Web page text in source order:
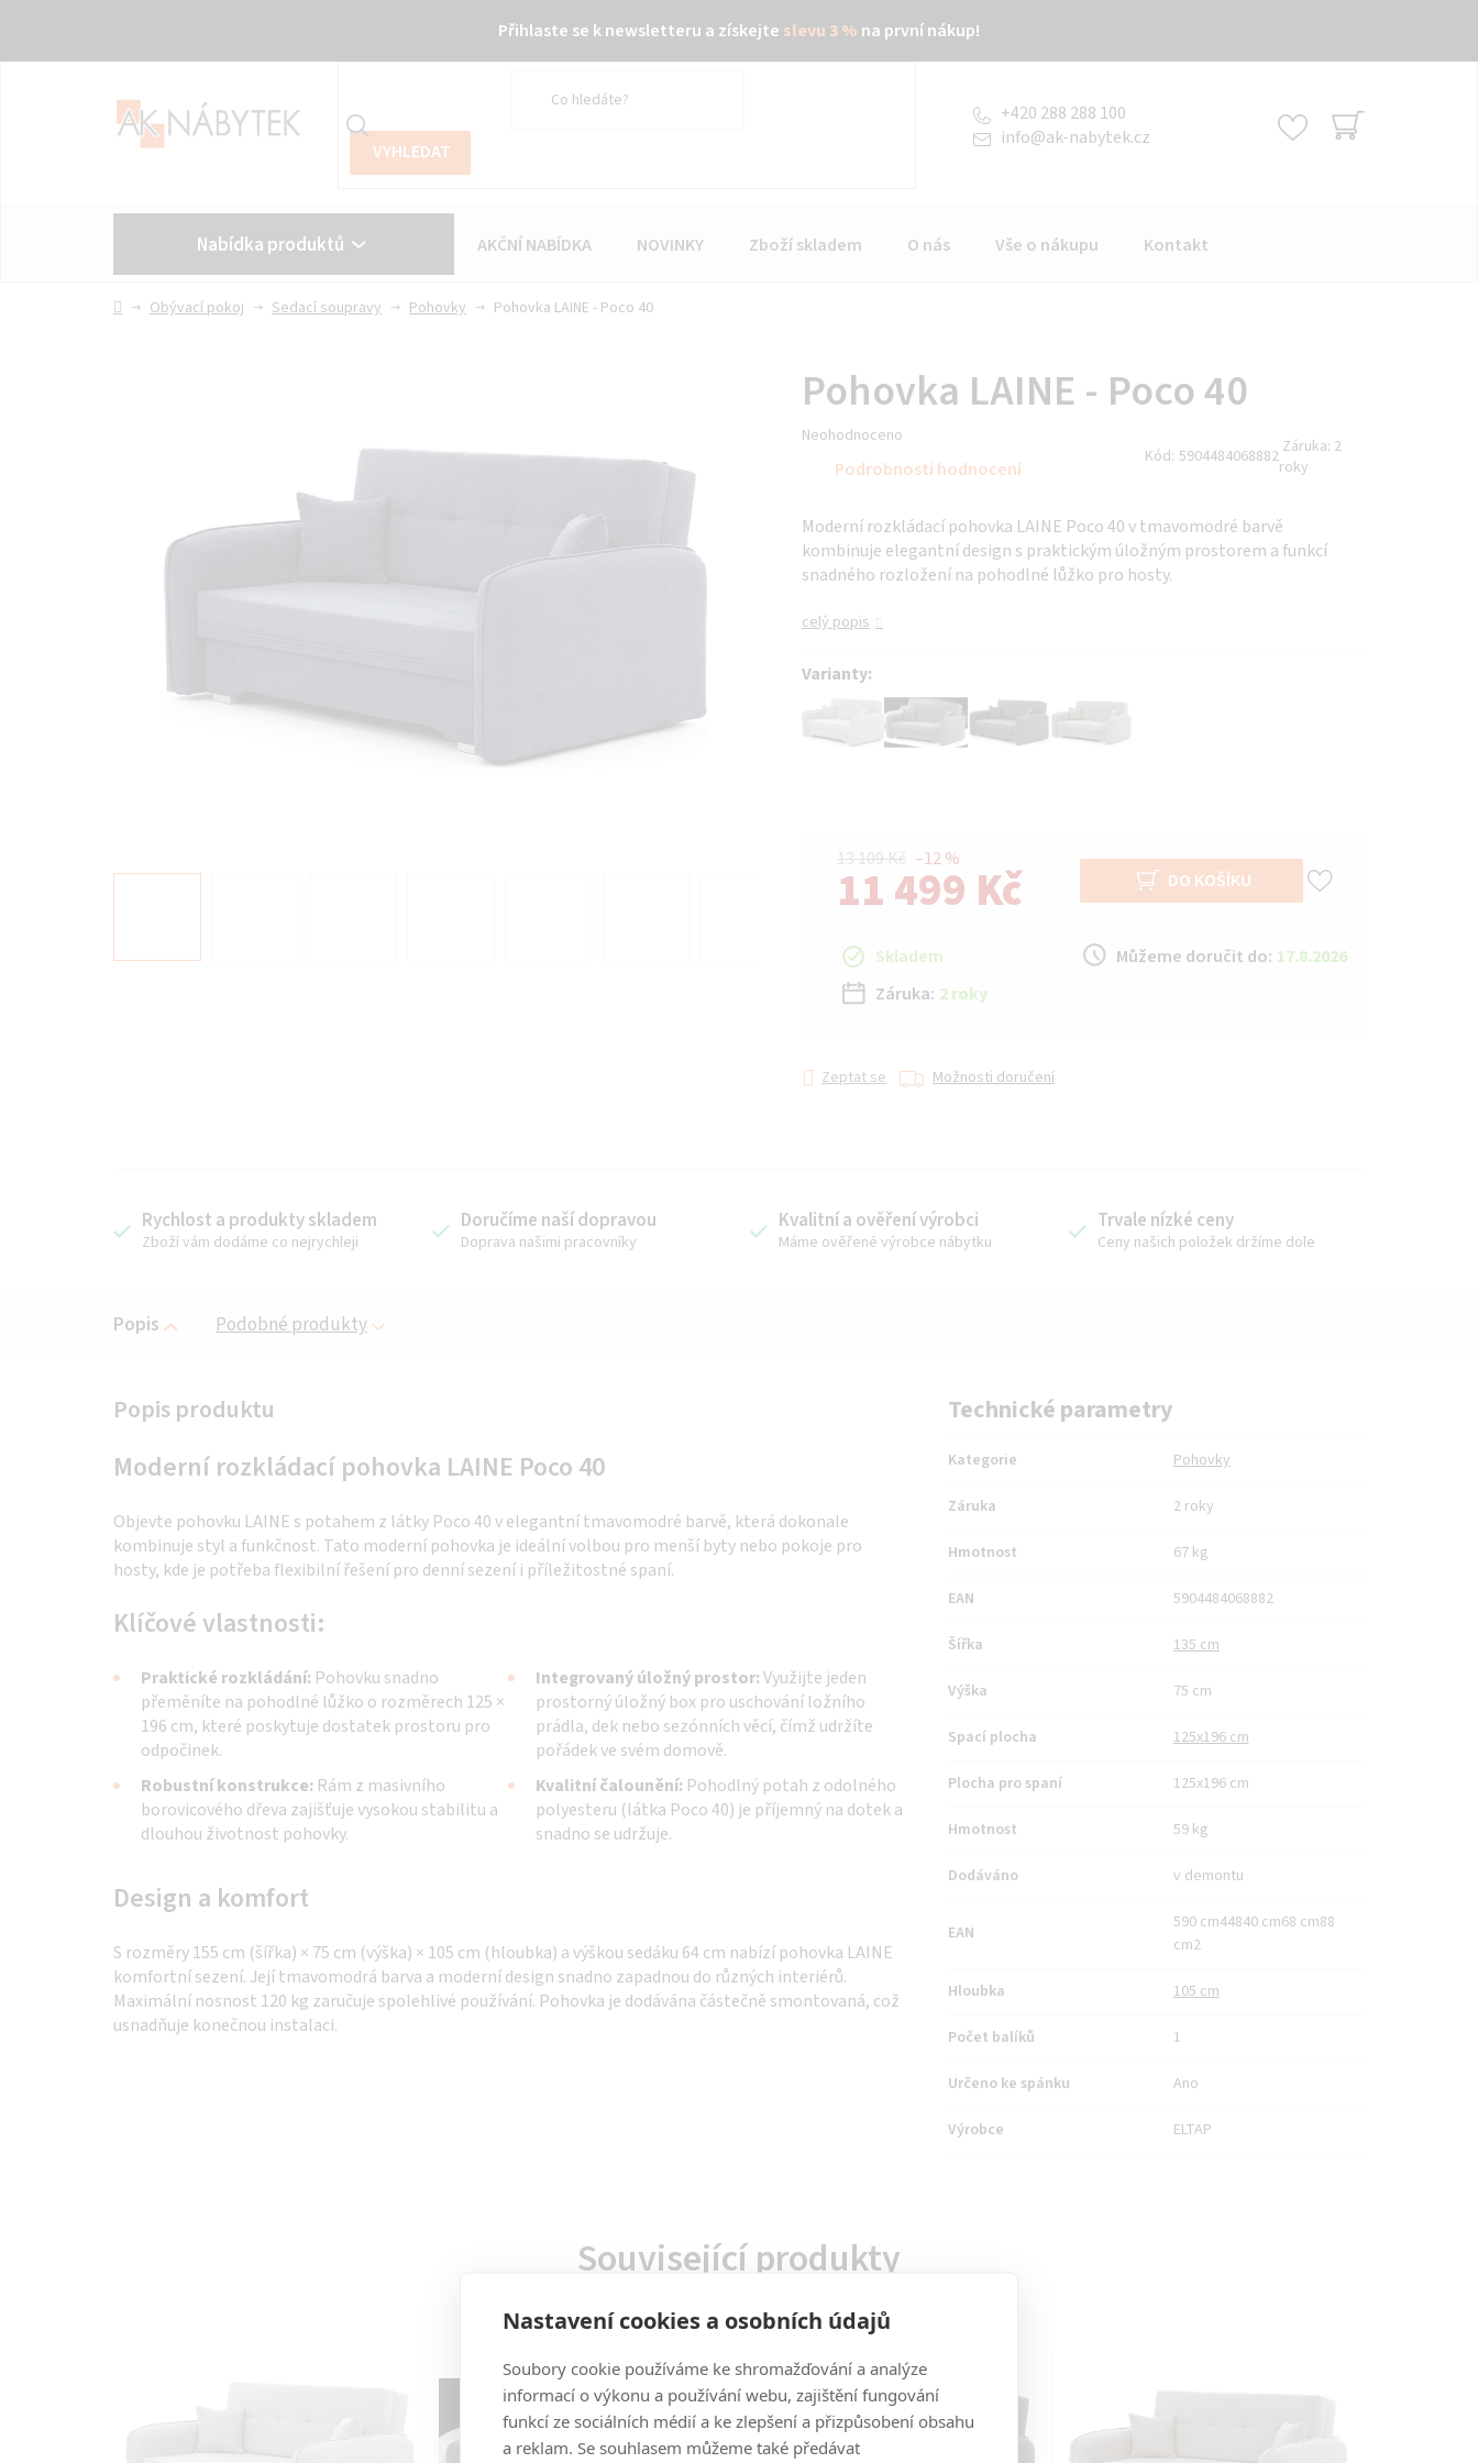
Nastavení cookies a osobních údajů
Soubory cookie používáme ke shromažďování a analýze
informací o výkonu a používání webu, zajištění fungování
funkcí ze sociálních médií a ke zlepšení a přizpůsobení obsahu
a reklam. Se souhlasem můžeme také předávat
Přihlaste se k newsletteru a získejte slevu 3 % na první nákup!
info@ak-nabytek.cz
+420 288 288 100
Nabídka produktů AKČNÍ NABÍDKA NOVINKY Zboží skladem O nás Vše o nákupu Kontakt
Vše o nákupu Kontakt
DomůObývací pokoj Sedací soupravy Pohovky Pohovka LAINE - Poco 40
Pohovka LAINE - Poco 40
Průměrné
hodnocení
produktu
0,0
z 5
hvězdiček.
Neohodnoceno
Podrobnosti hodnocení
Kód: 5904484068882 Záruka: 2
roky
Moderní rozkládací pohovka LAINE Poco 40 v tmavomodré barvě
kombinuje elegantní design s praktickým úložným prostorem a funkcí
snadného rozložení na pohodlné lůžko pro hosty.
celý popis
13 109 Kč –12 %
11 499 Kč DO KOŠÍKU
Skladem Můžeme doručit do: 17.8.2026
Záruka: 2 roky
Zeptat se Možnosti doručení
Varianty:
Rychlost a produkty skladem
Zboží vám dodáme co nejrychleji
Doručíme naší dopravou
Doprava našimi pracovníky
Kvalitní a ověření výrobci
Máme ověřené výrobce nábytku
Trvale nízké ceny
Ceny našich položek držíme dole
Popis Podobné produkty
Moderní rozkládací pohovka LAINE Poco 40
Objevte pohovku LAINE s potahem z látky Poco 40 v elegantní tmavomodré barvě, která dokonale
kombinuje styl a funkčnost. Tato moderní pohovka je ideální volbou pro menší byty nebo pokoje pro
hosty, kde je potřeba flexibilní řešení pro denní sezení i příležitostné spaní.
Klíčové vlastnosti:
Praktické rozkládání: Pohovku snadno
přeměníte na pohodlné lůžko o rozměrech 125 ×
196 cm, které poskytuje dostatek prostoru pro
odpočinek.
Integrovaný úložný prostor:Využijte jeden
prostorný úložný box pro uschování ložního
prádla, dek nebo sezónních věcí, čímž udržíte
pořádek ve svém domově.
Robustní konstrukce: Rám z masivního
borovicového dřeva zajišťuje vysokou stabilitu a
dlouhou životnost pohovky.
Kvalitní čalounění: Pohodlný potah z odolného
polyesteru (látka Poco 40) je příjemný na dotek a
snadno se udržuje.
Design a komfort
S rozměry 155 cm (šířka) × 75 cm (výška) × 105 cm (hloubka) a výškou sedáku 64 cm nabízí pohovka LAINE
komfortní sezení. Její tmavomodrá barva a moderní design snadno zapadnou do různých interiérů.
Maximální nosnost 120 kg zaručuje spolehlivé používání. Pohovka je dodávána částečně smontovaná, což
usnadňuje konečnou instalaci.
Technické parametry
Kategorie Pohovky
Záruka 2 roky
Hmotnost 67 kg
EAN 5904484068882
Šířka 135 cm
Výška 75 cm
Spací plocha 125x196 cm
Plocha pro spaní 125x196 cm
Hmotnost 59 kg
Dodáváno v demontu
EAN
590 cm44840 cm68 cm88
cm2
Hloubka 105 cm
Počet balíků 1
Určeno ke spánku Ano
Výrobce ELTAP
Související produkty